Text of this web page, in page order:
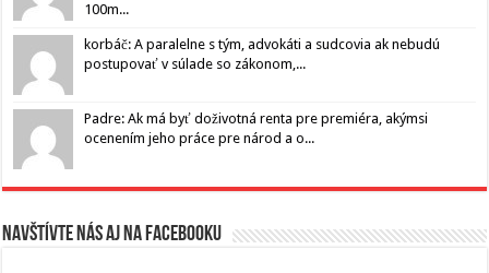
100m...
korbáč: A paralelne s tým, advokáti a sudcovia ak nebudú
postupovať v súlade so zákonom,...
Padre: Ak má byť doživotná renta pre premiéra, akýmsi
ocenením jeho práce pre národ a o...
Navštívte nás aj na Facebooku